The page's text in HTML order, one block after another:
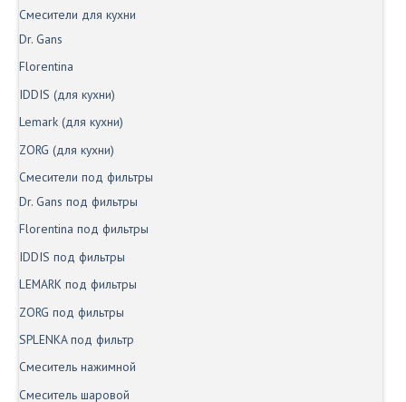
Смесители для кухни
Dr. Gans
Florentina
IDDIS (для кухни)
Lemark (для кухни)
ZORG (для кухни)
Смесители под фильтры
Dr. Gans под фильтры
Florentina под фильтры
IDDIS под фильтры
LEMARK под фильтры
ZORG под фильтры
SPLENKA под фильтр
Смеситель нажимной
Смеситель шаровой